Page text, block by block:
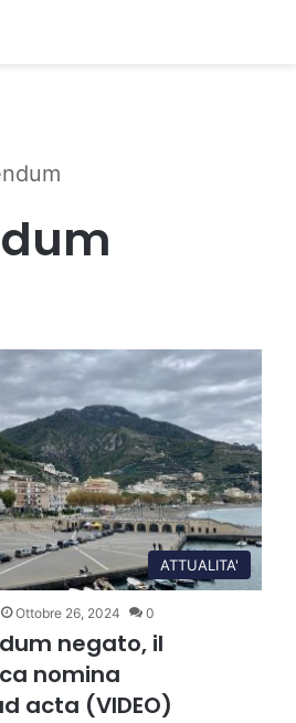
ATTUALITA'
Ottobre 26, 2024 0
negato, il
nomina
acta (VIDEO)